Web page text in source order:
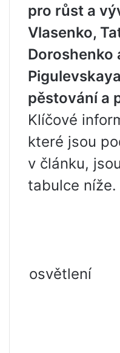
pro růst a
Vlasenko,
Doroshenko
pěstování a
Klíčové
které jsou
v článku,
tabulce níže.
osvětlení